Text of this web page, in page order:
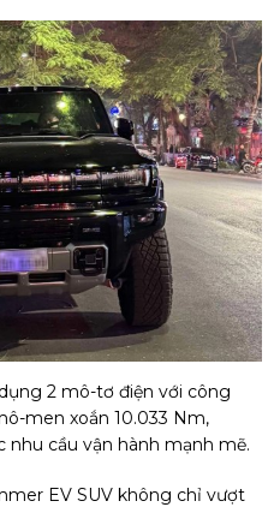
2 mô-tơ điện với công
men xoắn 10.033 Nm,
nhu cầu vận hành mạnh mẽ.
EV SUV không chỉ vượt